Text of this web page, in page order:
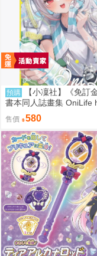
預購
【小凜社】《免訂
書本同人誌畫集 OniLife
百鬼綾目
售價 580